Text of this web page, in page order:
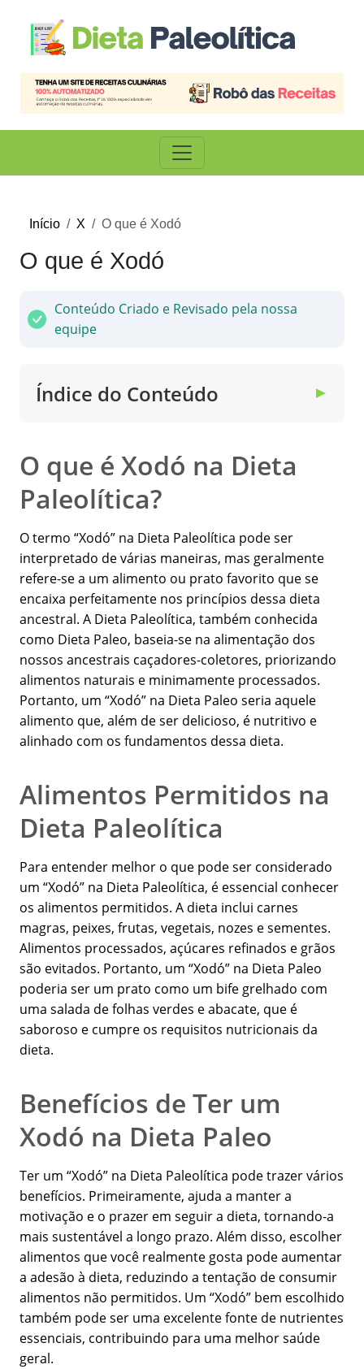
Início X O que é Xodó
O que é Xodó
Conteúdo Criado e Revisado pela nossa
equipe
Índice do Conteúdo ▼
O que é Xodó na Dieta
Paleolítica?
O termo “Xodó” na Dieta Paleolítica pode ser
interpretado de várias maneiras, mas geralmente
refere-se a um alimento ou prato favorito que se
encaixa perfeitamente nos princípios dessa dieta
ancestral. A Dieta Paleolítica, também conhecida
como Dieta Paleo, baseia-se na alimentação dos
nossos ancestrais caçadores-coletores, priorizando
alimentos naturais e minimamente processados.
Portanto, um “Xodó” na Dieta Paleo seria aquele
alimento que, além de ser delicioso, é nutritivo e
alinhado com os fundamentos dessa dieta.
Alimentos Permitidos na
Dieta Paleolítica
Para entender melhor o que pode ser considerado
um “Xodó” na Dieta Paleolítica, é essencial conhecer
os alimentos permitidos. A dieta inclui carnes
magras, peixes, frutas, vegetais, nozes e sementes.
Alimentos processados, açúcares refinados e grãos
são evitados. Portanto, um “Xodó” na Dieta Paleo
poderia ser um prato como um bife grelhado com
uma salada de folhas verdes e abacate, que é
saboroso e cumpre os requisitos nutricionais da
dieta.
Benefícios de Ter um
Xodó na Dieta Paleo
Ter um “Xodó” na Dieta Paleolítica pode trazer vários
benefícios. Primeiramente, ajuda a manter a
motivação e o prazer em seguir a dieta, tornando-a
mais sustentável a longo prazo. Além disso, escolher
alimentos que você realmente gosta pode aumentar
a adesão à dieta, reduzindo a tentação de consumir
alimentos não permitidos. Um “Xodó” bem escolhido
também pode ser uma excelente fonte de nutrientes
essenciais, contribuindo para uma melhor saúde
geral.